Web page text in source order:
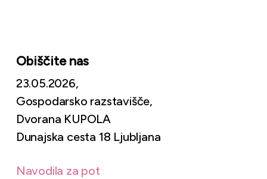
Obiščite nas
23.05.2026,
Gospodarsko razstavišče,
Dvorana KUPOLA
Dunajska cesta 18 Ljubljana
Navodila za pot